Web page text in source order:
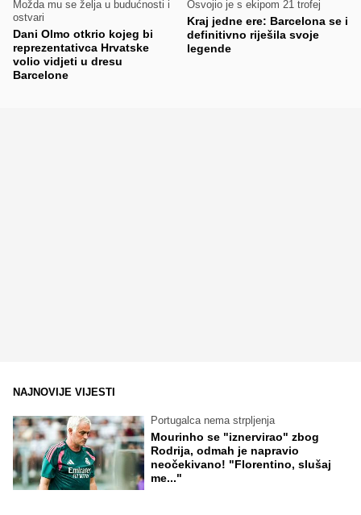
Možda mu se želja u budućnosti i
ostvari
Dani Olmo otkrio kojeg bi
reprezentativca Hrvatske
volio vidjeti u dresu
Barcelone
Osvojio je s ekipom 21 trofej
Kraj jedne ere: Barcelona se i
definitivno riješila svoje
legende
NAJNOVIJE VIJESTI
Portugalca nema strpljenja
Mourinho se "iznervirao" zbog
Rodrija, odmah je napravio
neočekivano! "Florentino, slušaj
me..."